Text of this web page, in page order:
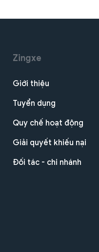
Zingxe
Giới thiệu
Tuyển dụng
Quy chế hoạt động
Giải quyết khiếu nại
Đối tác - chi nhánh